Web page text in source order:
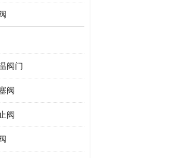
阀门
阀
阀